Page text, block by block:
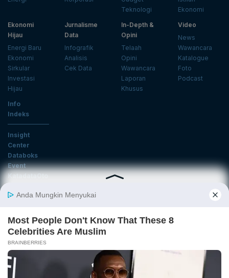
Teknologi
Ekonomi
Ekonomi
Hijau
Energi Baru
Ekonomi
Sirkular
Investasi
Hijau
Jurnalisme
Data
Infografik
Analisis
Cek Data
In-Depth &
Opini
Telaah
Opini
Wawancara
Laporan
Khusus
Video
News
Wawancara
Katalogue
Foto
Podcast
Info
Indeks
Insight
Center
Databoks
Event
KatadataOto
Email